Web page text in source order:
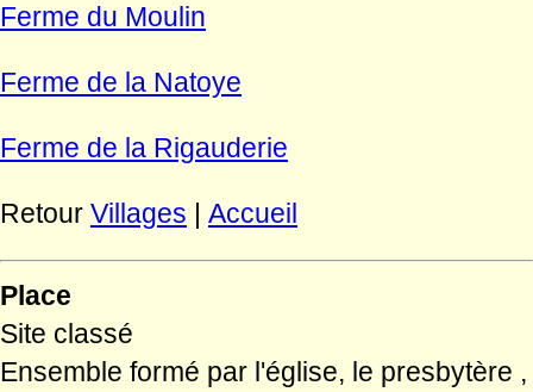
Ferme du Moulin
Ferme de la Natoye
Ferme de la Rigauderie
Retour Villages Accueil
Place
Site classé
Ensemble formé par l'église, le presbytère ,